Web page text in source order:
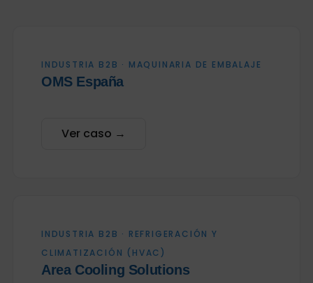
INDUSTRIA B2B · MAQUINARIA DE EMBALAJE
OMS España
Ver caso →
INDUSTRIA B2B · REFRIGERACIÓN Y
CLIMATIZACIÓN (HVAC)
Area Cooling Solutions